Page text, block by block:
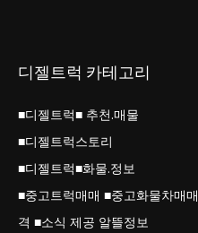
디젤트럭 카테고리
■디젤트럭■ 추천.매물
■디젤트럭스토리
■디젤트럭■화물.정보
■중고트럭매매 ■중고화물차매
격 ■소식 제공 알뜰정보